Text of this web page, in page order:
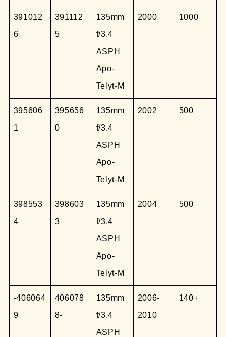
391012
6
391112
5
135mm
f/3.4
ASPH
Apo-
Telyt-M
2000 1000
395606
1
395656
0
135mm
f/3.4
ASPH
Apo-
Telyt-M
2002 500
398553
4
398603
3
135mm
f/3.4
ASPH
Apo-
Telyt-M
2004 500
-406064
9
406078
8-
135mm
f/3.4
ASPH
2006-
2010
140+